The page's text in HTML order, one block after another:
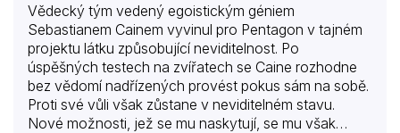
Vědecký tým vedený egoistickým géniem
Sebastianem Cainem vyvinul pro Pentagon v tajném
projektu látku způsobující neviditelnost. Po
úspěšných testech na zvířatech se Caine rozhodne
bez vědomí nadřízených provést pokus sám na sobě.
Proti své vůli však zůstane v neviditelném stavu.
Nové možnosti, jež se mu naskytují, se mu však